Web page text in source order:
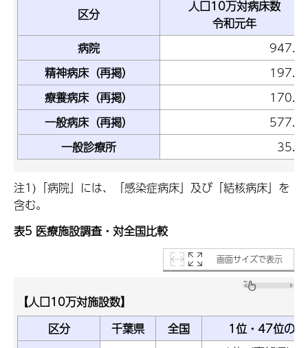
区分
人口10万対病床数
令和元年
病院
947.6
精神病床（再掲）
197.8
療養病床（再掲）
170.2
一般病床（再掲）
577.2
一般診療所
35.7
注1)「病院」には、「感染症病床」及び「結核病床」を
含む。
表5 医療施設調査・対全国比較
画面サイズで表示
【人口10万対施設数】
区分
千葉県 全国 1位・47位の